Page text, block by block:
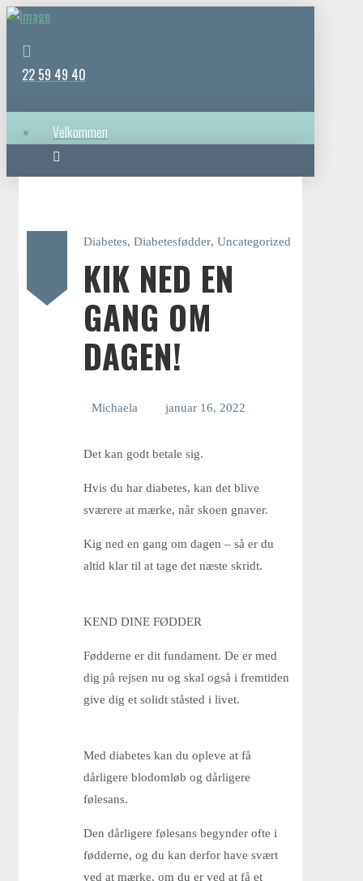
22 59 49 40
Velkommen
Fodbehandling
Kompliceret fodbehandling
Delbehandling
Bøjlebehandling
Årsstatus
Indlæg/SOLEMAIDS
Journaloptagelse
FOD-& FYSIOTERAPI
Tilskud
Diabetes, Diabetesfødder, Uncategorized
KIK NED EN
GANG OM
DAGEN!
Michaela januar 16, 2022
Det kan godt betale sig.
Hvis du har diabetes, kan det blive
sværere at mærke, når skoen gnaver.
Kig ned en gang om dagen – så er du
altid klar til at tage det næste skridt.
KEND DINE FØDDER
Fødderne er dit fundament. De er med
dig på rejsen nu og skal også i fremtiden
give dig et solidt ståsted i livet.
Med diabetes kan du opleve at få
dårligere blodomløb og dårligere
følesans.
Den dårligere følesans begynder ofte i
fødderne, og du kan derfor have svært
ved at mærke, om du er ved at få et